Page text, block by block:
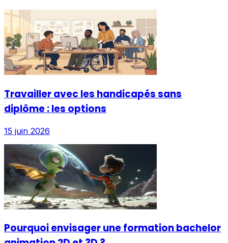
Travailler avec les handicapés sans
diplôme : les options
15 juin 2026
Pourquoi envisager une formation bachelor